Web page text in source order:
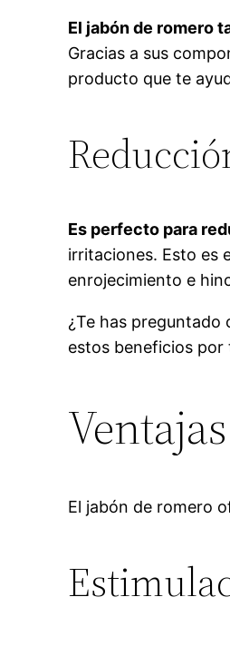
El jabón de romero
Gracias a sus
producto que te
Es perfecto para
irritaciones. Esto es
enrojecimiento e
¿Te has preguntado
estos beneficios por
El jabón de romero